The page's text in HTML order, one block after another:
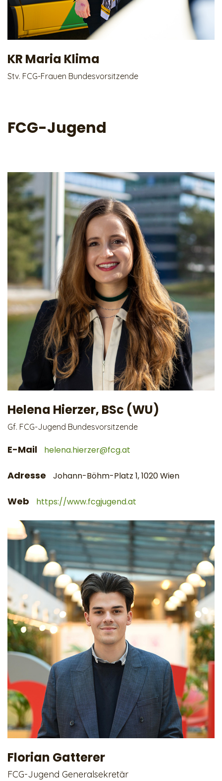
KR Maria Klima
Stv. FCG-Frauen Bundesvorsitzende
FCG-Jugend
Helena Hierzer, BSc (WU)
Gf. FCG-Jugend Bundesvorsitzende
E-Mail helena.hierzer@fcg.at
Adresse Johann-Böhm-Platz 1, 1020 Wien
Web https://www.fcgjugend.at
Florian Gatterer
FCG-Jugend Generalsekretär